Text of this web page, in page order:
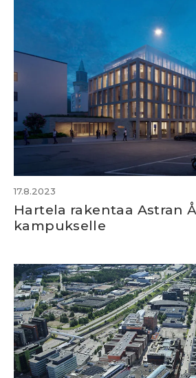
17.8.2023
Hartela rakentaa Astran
kampukselle